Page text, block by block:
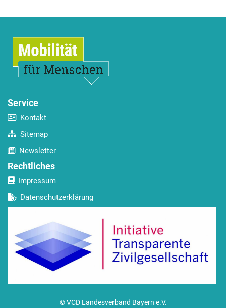
Service
Kontakt
Sitemap
Newsletter
Rechtliches
Impressum
Datenschutzerklärung
© VCD Landesverband Bayern e.V.